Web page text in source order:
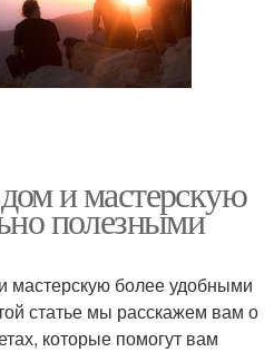
и мастерскую
полезными
мастерскую более удобными
статье мы расскажем вам о
которые помогут вам